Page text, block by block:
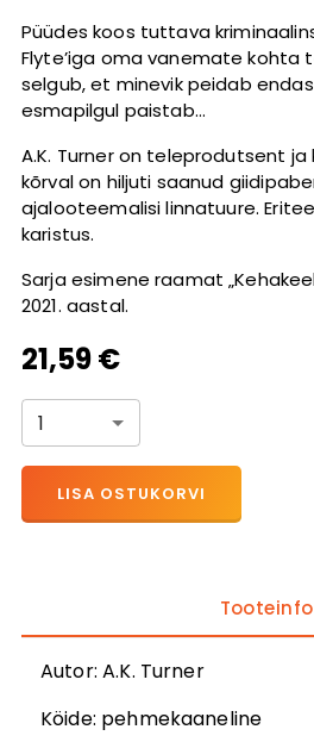
Püüdes koos tuttava
Flyte’iga oma vanemate kohta
selgub, et minevik peidab
esmapilgul paistab…
A.K. Turner on teleprodutsent ja
kõrval on hiljuti saanud
ajalooteemalisi linnatuure.
karistus.
Sarja esimene raamat
2021. aastal.
21,59 €
1
LISA OSTUKORVI
Tooteinfo
Autor:A.K. Turner
Köide: pehmekaaneline